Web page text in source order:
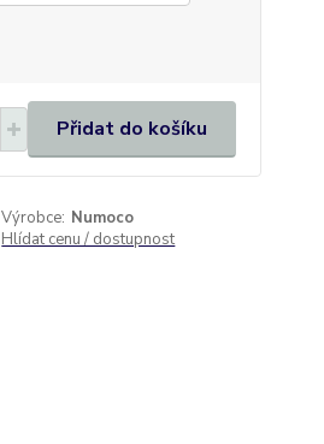
Přidat do košíku
Výrobce: Numoco
Hlídat cenu / dostupnost